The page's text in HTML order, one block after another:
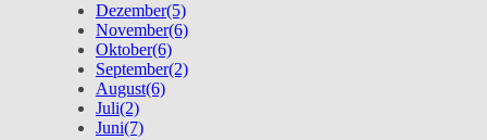
Dezember(5)
November(6)
Oktober(6)
September(2)
August(6)
Juli(2)
Juni(7)